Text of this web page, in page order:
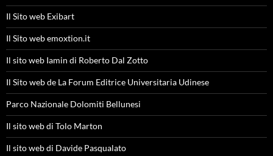
Il Sito web Exibart
Il Sito web emoxtion.it
Il sito web Iamin di Roberto Dal Zotto
Il Sito web de La Forum Editrice Universitaria Udinese
Parco Nazionale Dolomiti Bellunesi
Il sito web di Tolo Marton
Il sito web di Davide Pasqualato